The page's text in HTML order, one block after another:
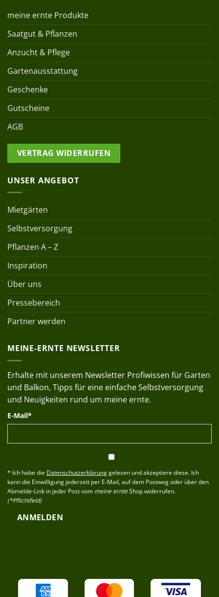
meine ernte Produkte
Saatgut & Pflanzen
Anzucht & Pflege
Gartenausstattung
Geschenke
Gutscheine
AGB
VERTRAG WIDERRUFEN
UNSER ANGEBOT
Mietgärten
Selbstversorgung
Pflanzen A – Z
Inspiration
Über uns
Pressebereich
Partner werden
MEINE-ERNTE NEWSLETTER
Erhalte mit unserem Newsletter Profiwissen für Garten
und Balkon, Tipps für eine einfache Selbstversorgung
und Neuigkeiten rund um meine ernte.
E-Mail*
* Ich habe die Datenschutzerklärunggelesen und akzeptiere diese. Ich
kann die Einwilligung jederzeit per E-Mail, auf dem Postweg oder über den
Abmelde-Link in jeder Post vom meine ernteShop widerrufen.
(*Pflichtfeld)
ANMELDEN